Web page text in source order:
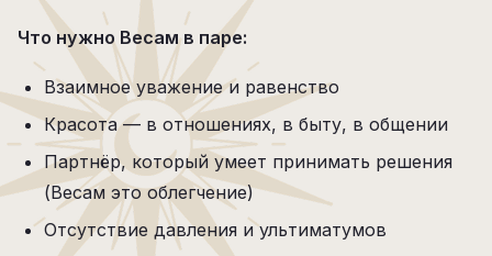
Что нужно Весам в паре:
Взаимное уважение и равенство
Красота — в отношениях, в быту, в общении
Партнёр, который умеет принимать решения
(Весам это облегчение)
Отсутствие давления и ультиматумов